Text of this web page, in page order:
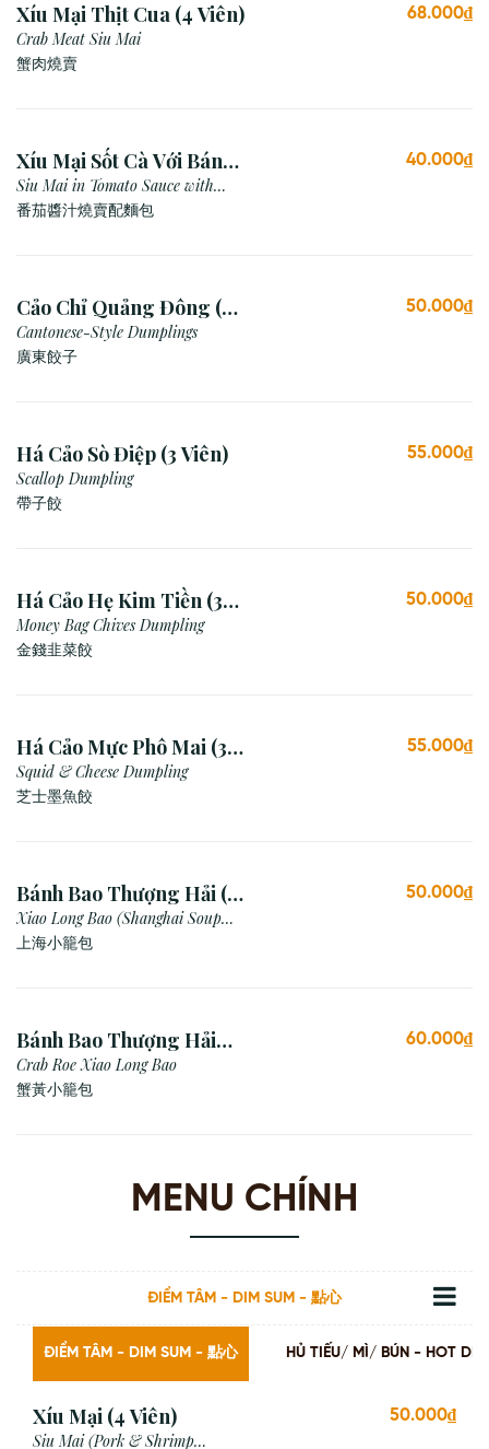
Xíu Mại Thịt Cua (4 Viên)
Crab Meat Siu Mai
蟹肉燒賣
68.000₫
Xíu Mại Sốt Cà Với Bánh
Mì (1 Viên)
Siu Mai in Tomato Sauce with
Bread
番茄醬汁燒賣配麵包
40.000₫
Cảo Chỉ Quảng Đông (3
viên)
Cantonese-Style Dumplings
廣東餃子
50.000₫
Há Cảo Sò Điệp (3 Viên)
Scallop Dumpling
帶子餃
55.000₫
Há Cảo Hẹ Kim Tiền (3
Viên)
Money Bag Chives Dumpling
金錢韭菜餃
50.000₫
Há Cảo Mực Phô Mai (3
Viên)
Squid & Cheese Dumpling
芝士墨魚餃
55.000₫
Bánh Bao Thượng Hải (3
viên)
Xiao Long Bao (Shanghai Soup
Dumpling)
上海小籠包
50.000₫
Bánh Bao Thượng Hải
Gạch Cua (3 viên)
Crab Roe Xiao Long Bao
蟹黃小籠包
60.000₫
MENU CHÍNH
ĐIỂM TÂM - DIM SUM - 點心
ĐIỂM TÂM - DIM SUM - 點心 HỦ TIẾU/ MÌ/ BÚN - HOT
Xíu Mại (4 Viên)
Siu Mai (Pork & Shrimp
50.000₫